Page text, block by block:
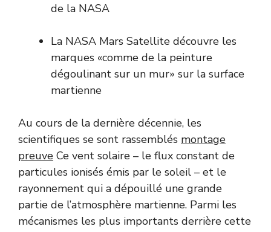
de la NASA
La NASA Mars Satellite découvre les
marques «comme de la peinture
dégoulinant sur un mur» sur la surface
martienne
Au cours de la dernière décennie, les
scientifiques se sont rassemblés montage
preuve Ce vent solaire – le flux constant de
particules ionisés émis par le soleil – et le
rayonnement qui a dépouillé une grande
partie de l’atmosphère martienne. Parmi les
mécanismes les plus importants derrière cette